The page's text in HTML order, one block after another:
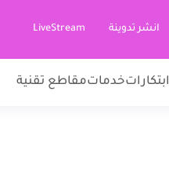
انشر تدوينة LiveStream
ابتكاراتخدماتمقاطع تقنية